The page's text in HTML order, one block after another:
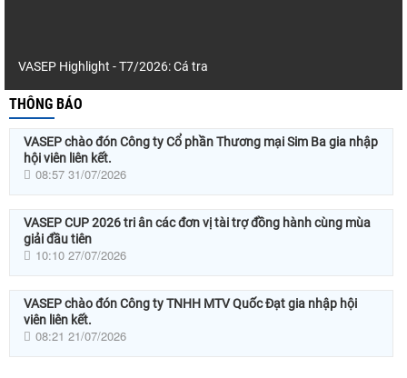
VASEP Highlight - T7/2026: Cá tra
THÔNG BÁO
VASEP chào đón Công ty Cổ phần Thương mại Sim Ba gia nhập
hội viên liên kết.
08:57 31/07/2026
VASEP CUP 2026 tri ân các đơn vị tài trợ đồng hành cùng mùa
giải đầu tiên
10:10 27/07/2026
VASEP chào đón Công ty TNHH MTV Quốc Đạt gia nhập hội
viên liên kết.
08:21 21/07/2026